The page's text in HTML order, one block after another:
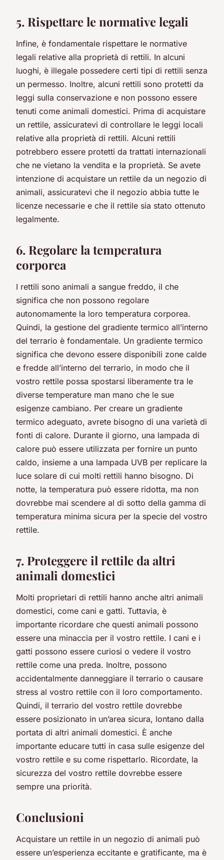
5. Rispettare le normative legali
Infine, è fondamentale rispettare le normative
legali relative alla proprietà di rettili. In alcuni
luoghi, è illegale possedere certi tipi di rettili senza
un permesso. Inoltre, alcuni rettili sono protetti da
leggi sulla conservazione e non possono essere
tenuti come animali domestici. Prima di acquistare
un rettile, assicuratevi di controllare le leggi locali
relative alla proprietà di rettili. Alcuni rettili
potrebbero essere protetti da trattati internazionali
che ne vietano la vendita e la proprietà. Se avete
intenzione di acquistare un rettile da un negozio di
animali, assicuratevi che il negozio abbia tutte le
licenze necessarie e che il rettile sia stato ottenuto
legalmente.
6. Regolare la temperatura
corporea
I rettili sono animali a sangue freddo, il che
significa che non possono regolare
autonomamente la loro temperatura corporea.
Quindi, la gestione del gradiente termico all’interno
del terrario è fondamentale. Un gradiente termico
significa che devono essere disponibili zone calde
e fredde all’interno del terrario, in modo che il
vostro rettile possa spostarsi liberamente tra le
diverse temperature man mano che le sue
esigenze cambiano. Per creare un gradiente
termico adeguato, avrete bisogno di una varietà di
fonti di calore. Durante il giorno, una lampada di
calore può essere utilizzata per fornire un punto
caldo, insieme a una lampada UVB per replicare la
luce solare di cui molti rettili hanno bisogno. Di
notte, la temperatura può essere ridotta, ma non
dovrebbe mai scendere al di sotto della gamma di
temperatura minima sicura per la specie del vostro
rettile.
7. Proteggere il rettile da altri
animali domestici
Molti proprietari di rettili hanno anche altri animali
domestici, come cani e gatti. Tuttavia, è
importante ricordare che questi animali possono
essere una minaccia per il vostro rettile. I cani e i
gatti possono essere curiosi o vedere il vostro
rettile come una preda. Inoltre, possono
accidentalmente danneggiare il terrario o causare
stress al vostro rettile con il loro comportamento.
Quindi, il terrario del vostro rettile dovrebbe
essere posizionato in un’area sicura, lontano dalla
portata di altri animali domestici. È anche
importante educare tutti in casa sulle esigenze del
vostro rettile e su come rispettarlo. Ricordate, la
sicurezza del vostro rettile dovrebbe essere
sempre una priorità.
Conclusioni
Acquistare un rettile in un negozio di animali può
essere un’esperienza eccitante e gratificante, ma è